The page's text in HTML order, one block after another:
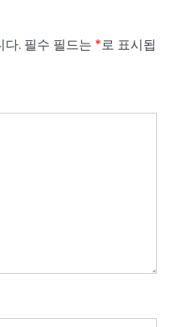
다. 필수 필드는 *로 표시됩